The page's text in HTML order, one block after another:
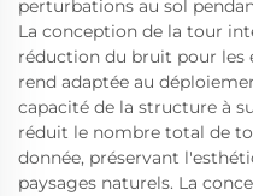
perturbations au sol
La conception de la tour
réduction du bruit pour les
rend adaptée au
capacité de la structure à
réduit le nombre total de
donnée, préservant
paysages naturels. La